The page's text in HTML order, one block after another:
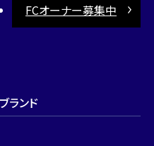
FCオーナー募集中
ランド